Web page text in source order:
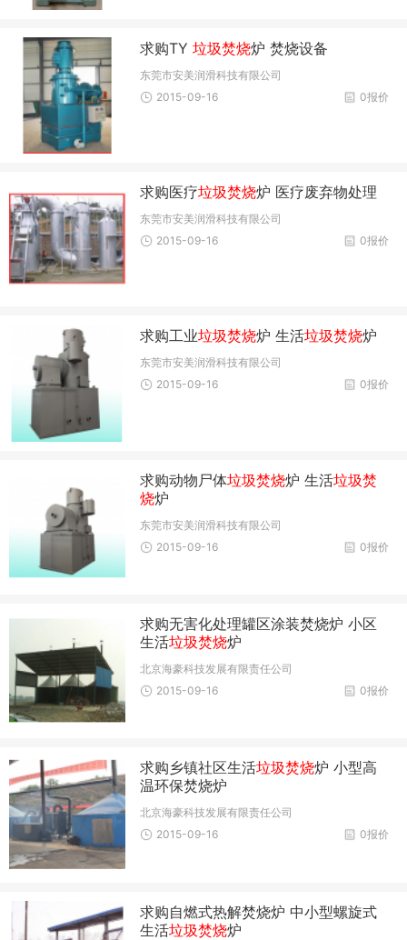
求购TY垃圾焚烧炉 焚烧设备
东莞市安美润滑科技有限公司
0报价
2015-09-16
求购医疗垃圾焚烧炉 医疗废弃物处理
东莞市安美润滑科技有限公司
0报价
2015-09-16
求购工业垃圾焚烧炉 生活垃圾焚烧炉
东莞市安美润滑科技有限公司
0报价
2015-09-16
求购动物尸体垃圾焚烧炉 生活垃圾焚
烧炉
东莞市安美润滑科技有限公司
0报价
2015-09-16
求购无害化处理罐区涂装焚烧炉 小区
生活垃圾焚烧炉
北京海豪科技发展有限责任公司
0报价
2015-09-16
求购乡镇社区生活垃圾焚烧炉 小型高
温环保焚烧炉
北京海豪科技发展有限责任公司
0报价
2015-09-16
求购自燃式热解焚烧炉 中小型螺旋式
生活垃圾焚烧炉